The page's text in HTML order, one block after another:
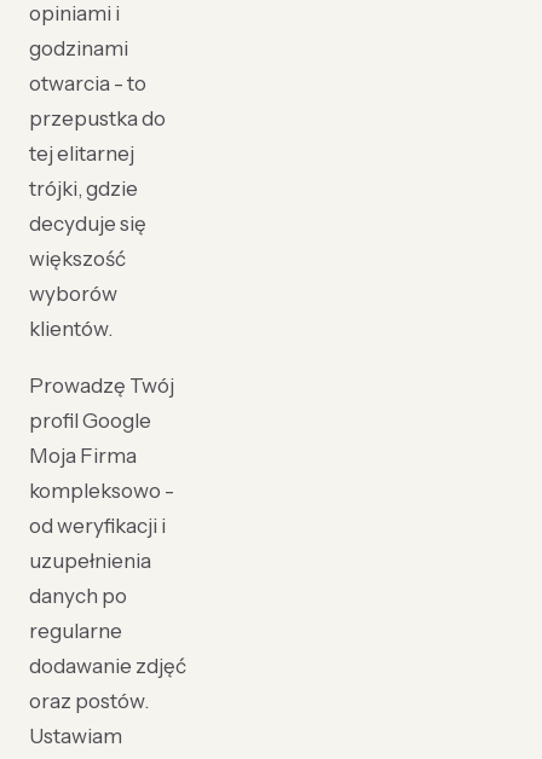
opiniami i
godzinami
otwarcia - to
przepustka do
tej elitarnej
trójki, gdzie
decyduje się
większość
wyborów
klientów.
Prowadzę Twój
profil Google
Moja Firma
kompleksowo -
od weryfikacji i
uzupełnienia
danych po
regularne
dodawanie zdjęć
oraz postów.
Ustawiam